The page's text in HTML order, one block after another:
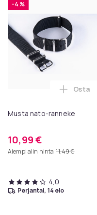
-4 %
Musta nato-ranneke
10,99 €
Aiempi alin hinta 11,49 €
Lisää
Osta
4,0
perjantai, 14 elo